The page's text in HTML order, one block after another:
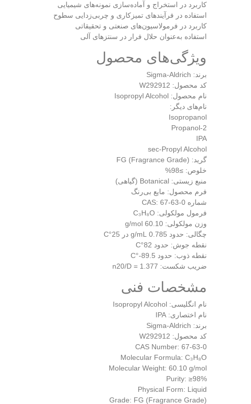
کاربرد در استخراج و آماده‌سازی نمونه‌های شیمیایی
استفاده در فرآیندهای تمیزکاری و چربی‌زدایی سطوح
کاربرد در فرمولاسیون‌های صنعتی و تحقیقاتی
استفاده به‌عنوان حلال فرار در سنتزهای آلی
ویژگی‌های محصول
برند: Sigma-Aldrich
کد محصول: W292912
نام محصول: Isopropyl Alcohol
نام‌های دیگر:
Isopropanol
2-Propanol
IPA
sec-Propyl Alcohol
گرید: FG (Fragrance Grade)
خلوص: ≥98%
منبع زیستی: Botanical (گیاهی)
فرم محصول: مایع بی‌رنگ
شماره CAS: 67-63-0
فرمول مولکولی: C₃H₈O
وزن مولکولی: 60.10 g/mol
چگالی: حدود 0.785 g/mL در 25°C
نقطه جوش: حدود 82°C
نقطه ذوب: حدود 89.5-°C
ضریب شکست: n20/D = 1.377
مشخصات فنی
نام انگلیسی: Isopropyl Alcohol
نام اختصاری: IPA
برند: Sigma-Aldrich
کد محصول: W292912
CAS Number: 67-63-0
Molecular Formula: C₃H₈O
Molecular Weight: 60.10 g/mol
Purity: ≥98%
Physical Form: Liquid
Grade: FG (Fragrance Grade)